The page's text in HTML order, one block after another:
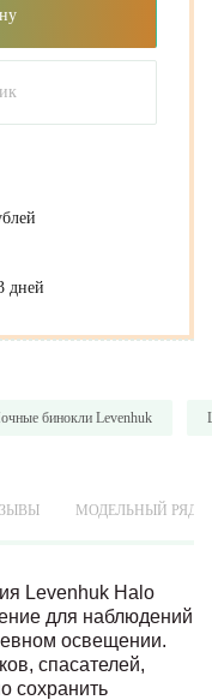
дней
бинокли Levenhuk
МОДЕЛЬНЫЙ РЯД
Levenhuk Halo
для наблюдений
освещении.
спасателей,
сохранить